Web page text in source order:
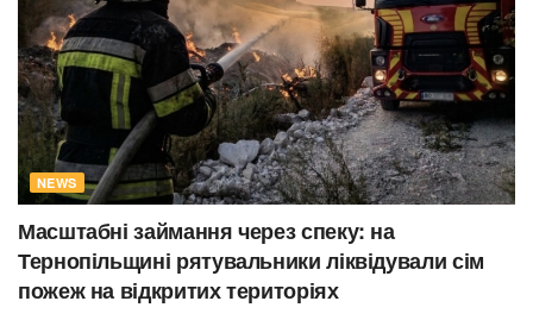
NEWS
Масштабні займання через спеку: на
Тернопільщині рятувальники ліквідували сім
пожеж на відкритих територіях